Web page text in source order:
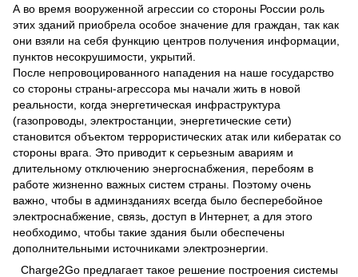
А во время вооруженной агрессии со стороны России роль
этих зданий приобрела особое значение для граждан, так как
они взяли на себя функцию центров получения информации,
пунктов несокрушимости, укрытий.
После непровоцированного нападения на наше государство
со стороны страны-агрессора мы начали жить в новой
реальности, когда энергетическая инфраструктура
(газопроводы, электростанции, энергетические сети)
становится объектом террористических атак или кибератак со
стороны врага. Это приводит к серьезным авариям и
длительному отключению энергоснабжения, перебоям в
работе жизненно важных систем страны. Поэтому очень
важно, чтобы в админзданиях всегда было бесперебойное
электроснабжение, связь, доступ в Интернет, а для этого
необходимо, чтобы такие здания были обеспечены
дополнительными источниками электроэнергии.
Charge2Go предлагает такое решение построения системы